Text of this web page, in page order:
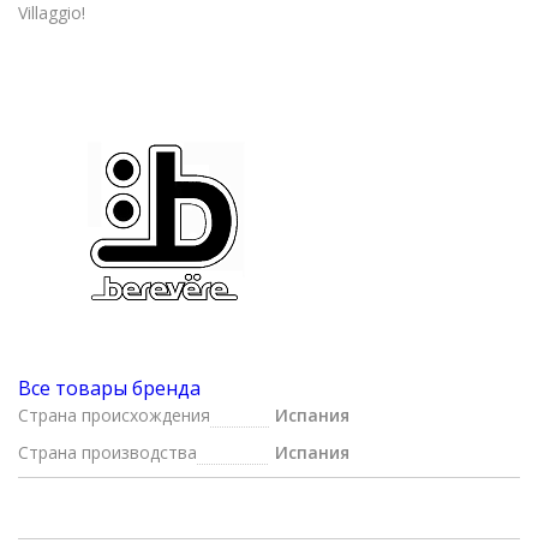
Villaggio!
Все товары бренда
Страна происхождения
Испания
Страна производства
Испания